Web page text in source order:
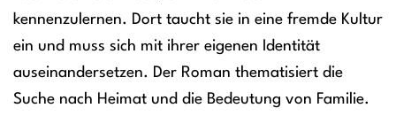
kennenzulernen. Dort taucht sie in eine fremde Kultur
ein und muss sich mit ihrer eigenen Identität
auseinandersetzen. Der Roman thematisiert die
Suche nach Heimat und die Bedeutung von Familie.